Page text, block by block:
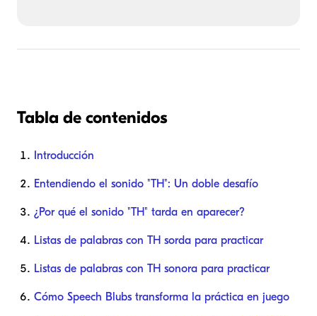
Tabla de contenidos
Introducción
Entendiendo el sonido "TH": Un doble desafío
¿Por qué el sonido "TH" tarda en aparecer?
Listas de palabras con TH sorda para practicar
Listas de palabras con TH sonora para practicar
Cómo Speech Blubs transforma la práctica en juego